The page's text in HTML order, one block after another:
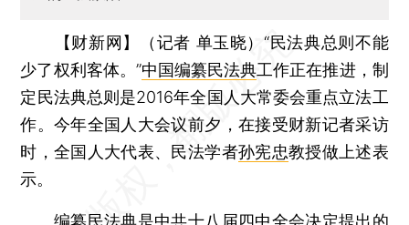
【财新网】（记者 单玉晓）“民法典总则不能
少了权利客体。”中国编纂民法典工作正在推进，制
定民法典总则是2016年全国人大常委会重点立法工
作。今年全国人大会议前夕，在接受财新记者采访
时，全国人大代表、民法学者孙宪忠教授做上述表
示。
编纂民法典是中共十八届四中全会决定提出的